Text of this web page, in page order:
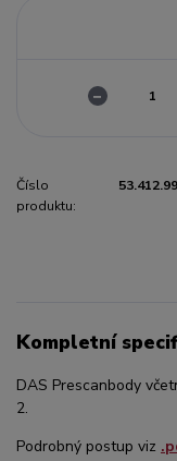
Číslo
produktu:
Kompletní
DAS Prescanbody
2.
Podrobný postup viz